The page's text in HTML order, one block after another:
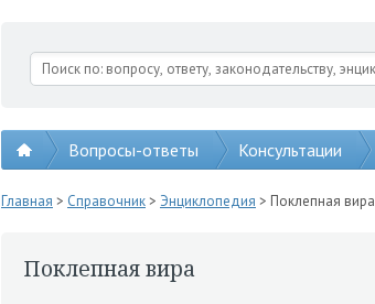
Вопросы-ответы Консультации
Главная > Справочник> Энциклопедия > Поклепная вира
Поклепная вира